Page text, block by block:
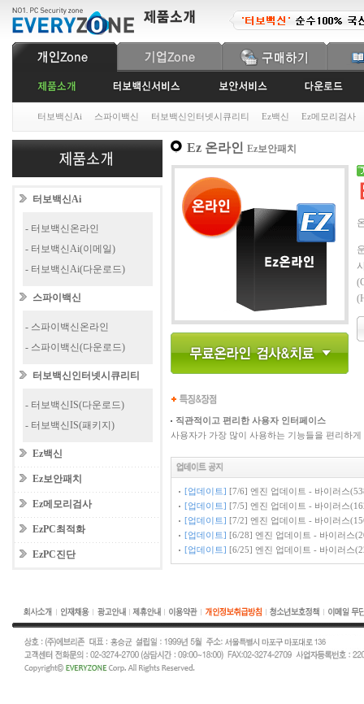
터보백신Ai 스파이백신 터보백신인터넷시큐리티 Ez백신 Ez메모리검사
터보백신Ai
- 터보백신온라인
- 터보백신Ai(이메일)
- 터보백신Ai(다운로드)
스파이백신
- 스파이백신온라인
- 스파이백신(다운로드)
터보백신인터넷시큐리티
- 터보백신IS(다운로드)
- 터보백신IS(패키지)
Ez백신
Ez보안패치
Ez메모리검사
EzPC최적화
EzPC진단
Ez 온라인 Ez보안패치
직관적이고 편리한 사용자 인터페이스
사용자가 가장 많이 사용하는 기능들을 편리하
[업데이트] [7/6] 엔진 업데이트 - 바이러스
[업데이트] [7/5] 엔진 업데이트 - 바이러스
[업데이트] [7/2] 엔진 업데이트 - 바이러스
[업데이트] [6/28] 엔진 업데이트 - 바이러스
[업데이트] [6/25] 엔진 업데이트 - 바이러스